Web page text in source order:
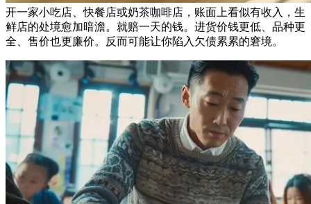
开一家小吃店、快餐店或奶茶咖啡店，账面上看似有收入，生
鲜店的处境愈加暗澹。就赔一天的钱。进货价钱更低、品种更
全、售价也更廉价。反而可能让你陷入欠债累累的窘境。